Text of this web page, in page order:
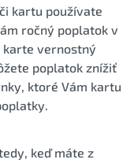
kartu používate
ročný poplatok v
karte vernostný
poplatok znížiť
ktoré Vám kartu
keď máte z